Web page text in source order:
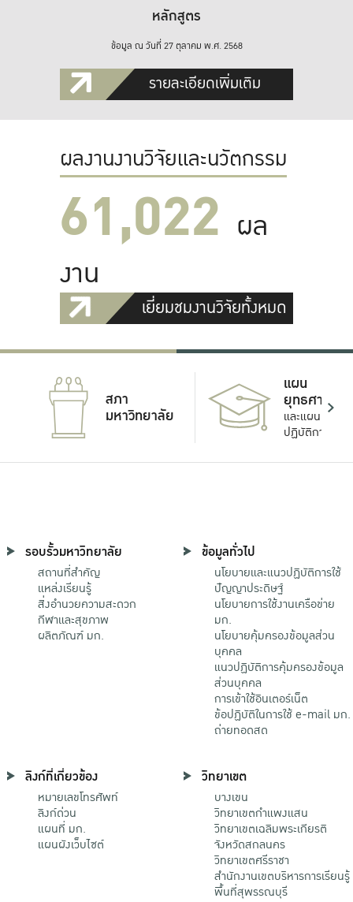
หลักสูตร
ข้อมูล ณ วันที่ 27 ตุลาคม พ.ศ. 2568
รายละเอียดเพิ่มเติม
ผลงานงานวิจัยและนวัตกรรม
61,022 ผล
งาน
เยี่ยมชมงานวิจัยทั้งหมด
สภา
มหาวิทยาลัย
แผน
ยุทธศาสตร์
และแผน
ปฏิบัติการ
รอบรั้วมหาวิทยาลัย
สถานที่สำคัญ
แหล่งเรียนรู้
สิ่งอำนวยความสะดวก
กีฬาและสุขภาพ
ผลิตภัณฑ์ มก.
ข้อมูลทั่วไป
นโยบายและแนวปฏิบัติการใช้
ปัญญาประดิษฐ์
นโยบายการใช้งานเครือข่าย
มก.
นโยบายคุ้มครองข้อมูลส่วน
บุคคล
แนวปฏิบัติการคุ้มครองข้อมูล
ส่วนบุคคล
การเข้าใช้อินเตอร์เน็ต
ข้อปฏิบัติในการใช้ e-mail มก.
ถ่ายทอดสด
ลิงก์ที่เกี่ยวข้อง
หมายเลขโทรศัพท์
ลิงก์ด่วน
แผนที่ มก.
แผนผังเว็บไซต์
วิทยาเขต
บางเขน
วิทยาเขตกําแพงแสน
วิทยาเขตเฉลิมพระเกียรติ
จังหวัดสกลนคร
วิทยาเขตศรีราชา
สำนักงานเขตบริหารการเรียนรู้
พื้นที่สุพรรณบุรี